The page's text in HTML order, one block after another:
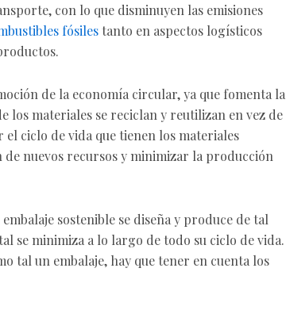
con lo que disminuyen las emisiones
fósilestanto en aspectos logísticos
de la economía circular, ya que fomenta la
los materiales se reciclan y reutilizan en vez de
el ciclo de vida que tienen los materiales
nuevos recursos y minimizar la producción
sostenible se diseña y produce de tal
se minimiza a lo largo de todo su ciclo de vida.
tal un embalaje, hay que tener en cuenta los